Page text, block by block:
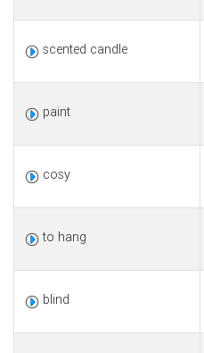
scented candle
paint
cosy
to hang
blind